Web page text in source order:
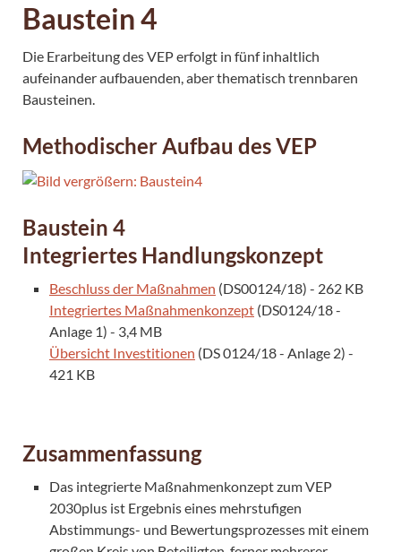
Baustein 4
Die Erarbeitung des VEP erfolgt in fünf inhaltlich
aufeinander aufbauenden, aber thematisch trennbaren
Bausteinen.
Methodischer Aufbau des VEP
Baustein 4
Integriertes Handlungskonzept
Beschluss der Maßnahmen (DS00124/18) - 262 KB
Integriertes Maßnahmenkonzept (DS0124/18 -
Anlage 1) - 3,4 MB
Übersicht Investitionen (DS 0124/18 - Anlage 2) -
421 KB
Zusammenfassung
Das integrierte Maßnahmenkonzept zum VEP
2030plus ist Ergebnis eines mehrstufigen
Abstimmungs- und Bewertungsprozesses mit einem